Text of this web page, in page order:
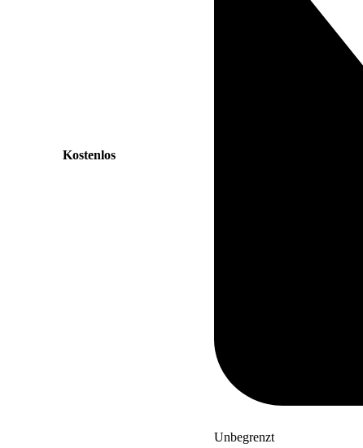
Kostenlos
Unbegrenzt